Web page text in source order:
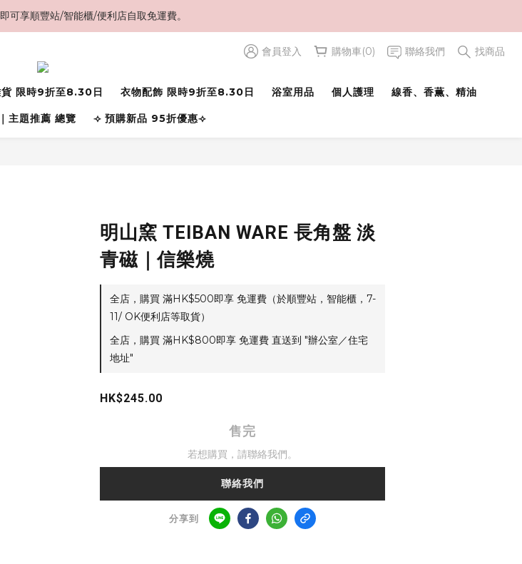
可享順豐站/智能櫃/便利店自取免運費。
會員登入 購物車(0) 聯絡我們 找商品
貨 限時9折至8.30日 衣物配飾 限時9折至8.30日 浴室用品 個人護理 線香、香薫、精油
主題推薦 總覽 ⟢ 預購新品 95折優惠⟢
明山窯 TEIBAN WARE 長角盤 淡
青磁｜信樂燒
全店，購買 滿HK$500即享 免運費（於順豐站，智能櫃，7-
11/ OK便利店等取貨）
全店，購買 滿HK$800即享 免運費 直送到 "辦公室／住宅
地址"
HK$245.00
售完
若想購買，請聯絡我們。
聯絡我們
分享到